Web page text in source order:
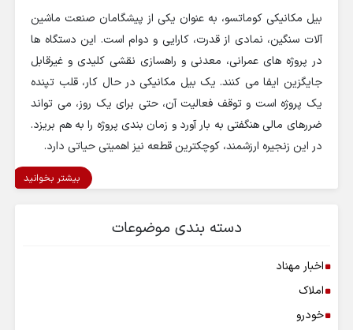
بیل مکانیکی کوماتسو، به عنوان یکی از پیشگامان صنعت ماشین
آلات سنگین، نمادی از قدرت، کارایی و دوام است. این دستگاه ها
در پروژه های عمرانی، معدنی و راهسازی نقشی کلیدی و غیرقابل
جایگزین ایفا می کنند. یک بیل مکانیکی در حال کار، قلب تپنده
یک پروژه است و توقف فعالیت آن، حتی برای یک روز، می تواند
ضررهای مالی هنگفتی به بار آورد و زمان بندی پروژه را به هم بریزد.
در این زنجیره ارزشمند، کوچکترین قطعه نیز اهمیتی حیاتی دارد.
بیشتر بخوانید
دسته بندی موضوعات
اخبار مهناد
املاک
خودرو